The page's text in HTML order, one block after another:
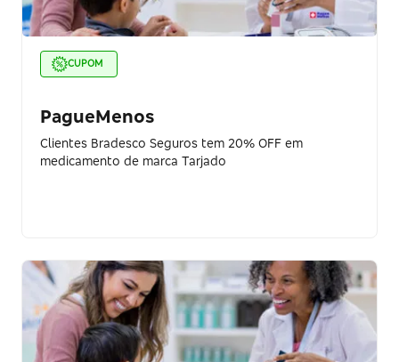
CUPOM
PagueMenos
Clientes Bradesco Seguros tem 20% OFF em
medicamento de marca Tarjado